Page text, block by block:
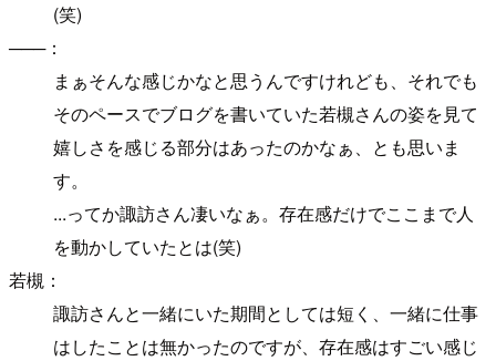
(笑)
───：
まぁそんな感じかなと思うんですけれども、それでも
そのペースでブログを書いていた若槻さんの姿を見て
嬉しさを感じる部分はあったのかなぁ、とも思いま
す。
...ってか諏訪さん凄いなぁ。存在感だけでここまで人
を動かしていたとは(笑)
若槻：
諏訪さんと一緒にいた期間としては短く、一緒に仕事
はしたことは無かったのですが、存在感はすごい感じ